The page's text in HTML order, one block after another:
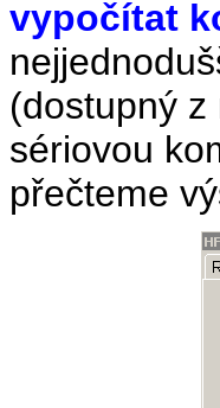
vypočítat
(dostupný
sériovou
přečteme